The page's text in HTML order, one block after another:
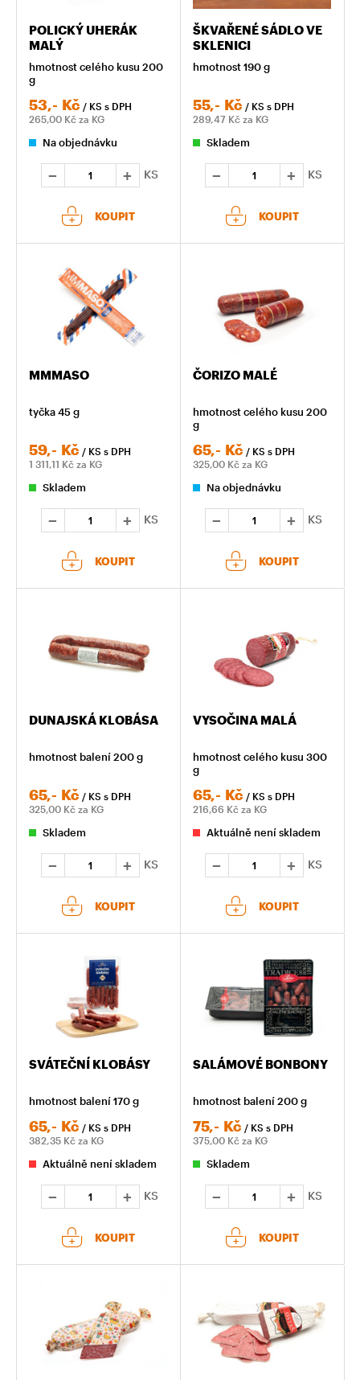
POLICKÝ UHERÁK
MALÝ
hmotnost celého kusu 200
g
53,- Kč / KS s DPH
265,00 Kč za KG
Na objednávku
KS
KOUPIT
ŠKVAŘENÉ SÁDLO VE
SKLENICI
hmotnost 190 g
55,- Kč / KS s DPH
289,47 Kč za KG
Skladem
KS
KOUPIT
MMMASO
tyčka 45 g
59,- Kč / KS s DPH
1 311,11 Kč za KG
Skladem
KS
KOUPIT
ČORIZO MALÉ
hmotnost celého kusu 200
g
65,- Kč / KS s DPH
325,00 Kč za KG
Na objednávku
KS
KOUPIT
DUNAJSKÁ KLOBÁSA
hmotnost balení 200 g
65,- Kč / KS s DPH
325,00 Kč za KG
Skladem
KS
KOUPIT
VYSOČINA MALÁ
hmotnost celého kusu 300
g
65,- Kč / KS s DPH
216,66 Kč za KG
Aktuálně není skladem
KS
KOUPIT
SVÁTEČNÍ KLOBÁSY
hmotnost balení 170 g
65,- Kč / KS s DPH
382,35 Kč za KG
Aktuálně není skladem
KS
KOUPIT
SALÁMOVÉ BONBONY
hmotnost balení 200 g
75,- Kč / KS s DPH
375,00 Kč za KG
Skladem
KS
KOUPIT